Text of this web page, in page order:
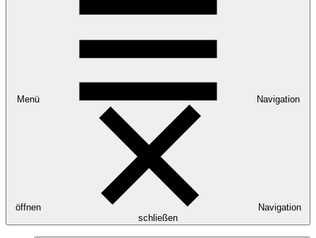
Menü Navigation
öffnen
Navigation
schließen